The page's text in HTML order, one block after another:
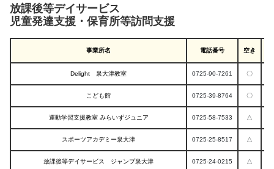
放課後等デイサービス
児童発達支援・保育所等訪問支援
事業所名 電話番号 空き
Delight 泉大津教室 0725-90-7261 〇
こども館 0725-39-8764 〇
運動学習支援教室 みらいずジュニア 0725-58-7533 △
スポーツアカデミー泉大津 0725-25-8517 △
放課後等デイサービス ジャンプ泉大津 0725-24-0215 △